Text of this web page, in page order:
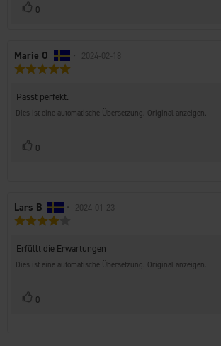
Stimme
0
Autor
der
Marie O • Bewertungsdatum:
2024-02-18
Sternen
Rezensionstext:
Passt perfekt.
Dies ist eine automatische Übersetzung. Original anzeigen.
Stimme
0
Autor
der
Lars B • Bewertungsdatum:
2024-01-23
5
Sternen
Rezensionstext:
Erfüllt die Erwartungen
Dies ist eine automatische Übersetzung. Original anzeigen.
Stimme
0